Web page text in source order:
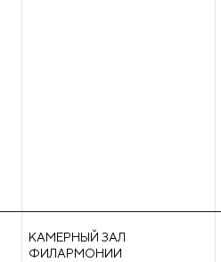
КАМЕРНЫЙ ЗАЛ
ФИЛАРМОНИИ